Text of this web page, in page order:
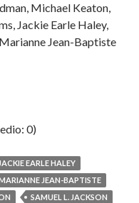
Michael Keaton,
Jackie Earle Haley,
Jean-Baptiste
0)
JACKIE EARLE HALEY
JEAN-BAPTISTE
SAMUEL L. JACKSON